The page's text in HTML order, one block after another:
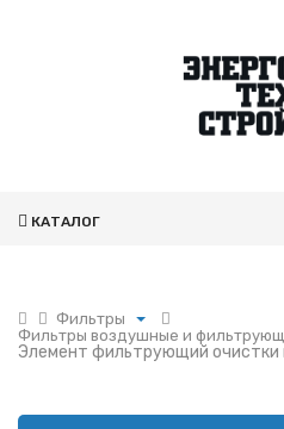
КАТАЛОГ
Фильтры
Поршневая
Фильтры воздушные и
Фильтры топливные и
Элемент фильтрующий